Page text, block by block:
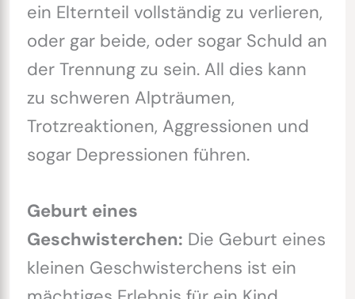
ein Elternteil vollständig zu verlieren,
oder gar beide, oder sogar Schuld an
der Trennung zu sein. All dies kann
zu schweren Alpträumen,
Trotzreaktionen, Aggressionen und
sogar Depressionen führen.
Geburt eines
Geschwisterchen: Die Geburt eines
kleinen Geschwisterchens ist ein